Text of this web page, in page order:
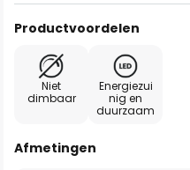
Productvoordelen
Niet
dimbaar
Energiezui
nig en
duurzaam
Afmetingen